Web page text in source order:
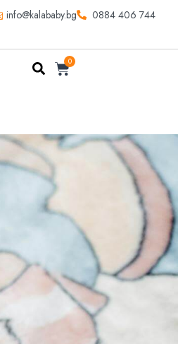
info@kalababy.bg 0884 406 744
0